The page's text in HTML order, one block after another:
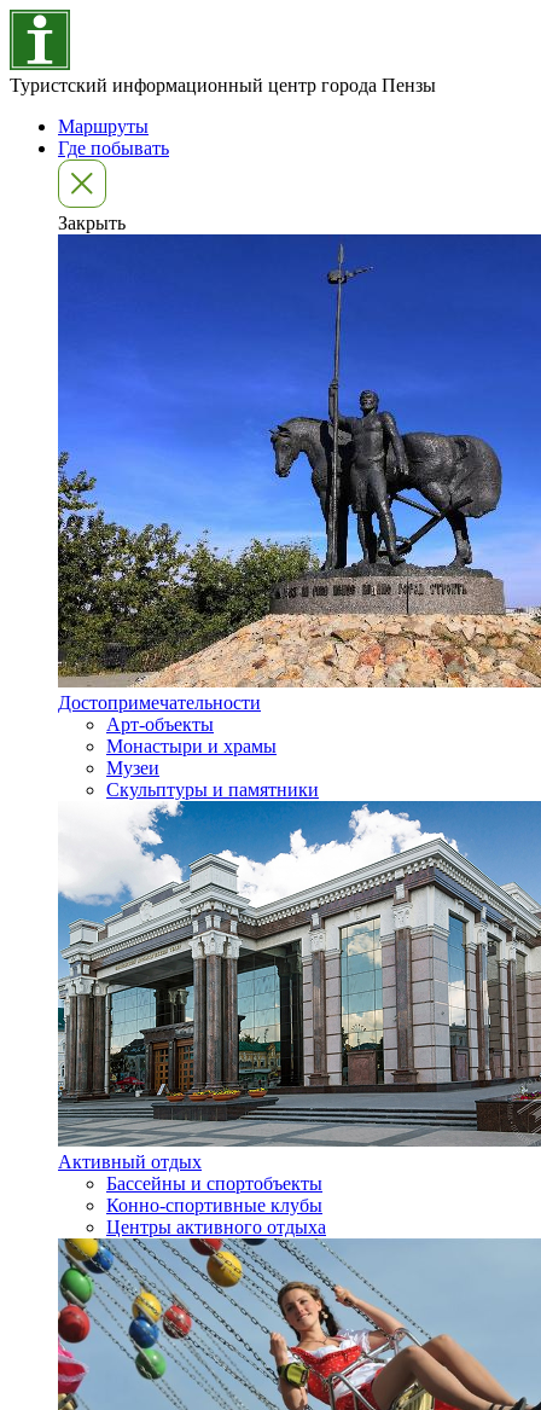
Туристский информационный центр города Пензы
Маршруты
Где побывать
Закрыть
Достопримечательности
Арт-объекты
Монастыри и храмы
Музеи
Скульптуры и памятники
Активный отдых
Бассейны и спортобъекты
Конно-спортивные клубы
Центры активного отдыха